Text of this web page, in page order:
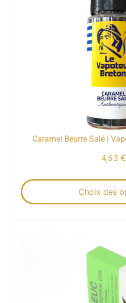
Caramel Beurre Salé |
4,53 €
Choix des